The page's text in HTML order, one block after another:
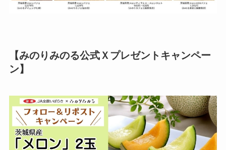
【みのりみのる公式Ｘプレゼントキャンペー
ン】